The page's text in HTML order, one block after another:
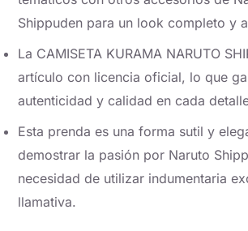
Shippuden para un look completo y
La CAMISETA KURAMA NARUTO
artículo con licencia oficial, lo que
autenticidad y calidad en cada
Esta prenda es una forma sutil y
demostrar la pasión por Naruto
necesidad de utilizar indumentaria
llamativa.